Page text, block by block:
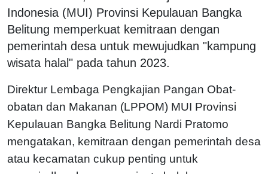
Indonesia (MUI) Provinsi Kepulauan Bangka
Belitung memperkuat kemitraan dengan
pemerintah desa untuk mewujudkan "kampung
wisata halal" pada tahun 2023.
Direktur Lembaga Pengkajian Pangan Obat-
obatan dan Makanan (LPPOM) MUI Provinsi
Kepulauan Bangka Belitung Nardi Pratomo
mengatakan, kemitraan dengan pemerintah desa
atau kecamatan cukup penting untuk